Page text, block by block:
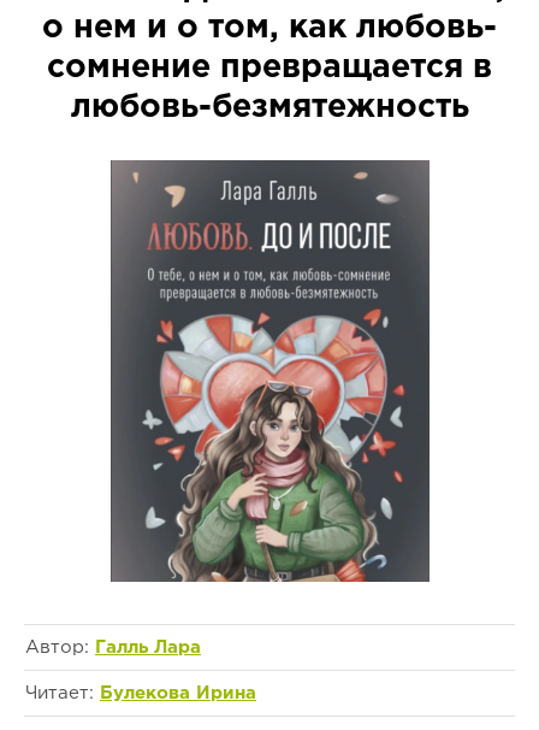
о нем и о том, как любовь-
сомнение превращается в
любовь-безмятежность
Автор: Галль Лара
Читает: Булекова Ирина